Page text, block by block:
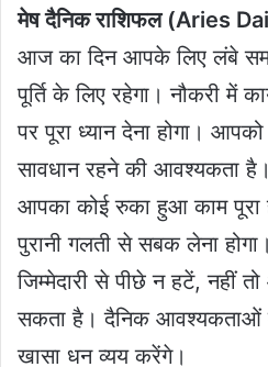
मेष दैनिक राशिफल (Aries
आज का दिन आपके लिए लंबे
पूर्ति के लिए रहेगा। नौकरी में
पर पूरा ध्यान देना होगा।
सावधान रहने की आवश्यकता
आपका कोई रुका हुआ काम पूरा
पुरानी गलती से सबक लेना
जिम्मेदारी से पीछे न हटें, नहीं
सकता है। दैनिक आवश्यकताओं
खासा धन व्यय करेंगे।